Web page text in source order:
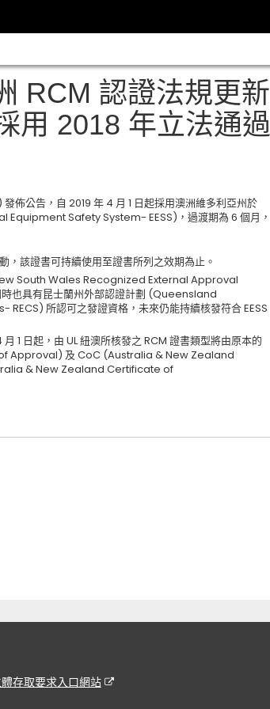
RCM 認證法規更新
用 2018 年立法通過
公告，自 2019 年 4 月 1 日起採用澳洲維多利亞州於
Equipment Safety System- EESS)，過渡期為 6 個月，
，該證書可持續使用至證書所列之效期為止。
South Wales Recognized External Approval
也具有昆士蘭州外部認證計劃 (Queensland
所認可之發證資格，未來仍能持續核發符合 EESS
1 日起，由 UL 紐澳所核發之 RCM 證書類型將由原本的
Approval) 及 CoC (Australia & New Zealand
& New Zealand Certificate of
存取要求入口網站